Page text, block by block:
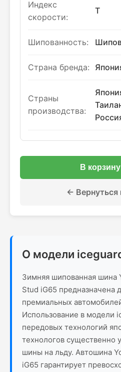
Индекс
скорости:
T
Шипованность:
Страна бренда:
Страны
производства:
В
← Вернуться
О модели
Зимняя шипованная шина
Stud iG65 предназначена
премиальных
Использование в модели
передовых технологий
технологов существенно
шины на льду. Автошина
iG65 гарантирует